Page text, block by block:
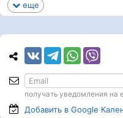
еще
получать уведомления на
Добавить в Google